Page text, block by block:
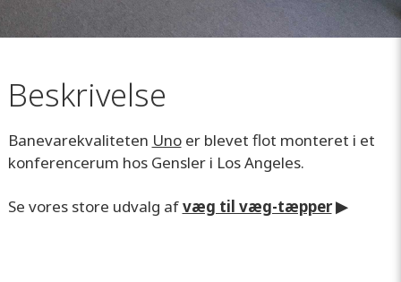
Beskrivelse
Banevarekvaliteten Unoer blevet flot monteret i et
konferencerum hos Gensler i Los Angeles.
Se vores store udvalg afvæg til væg-tæpper▶